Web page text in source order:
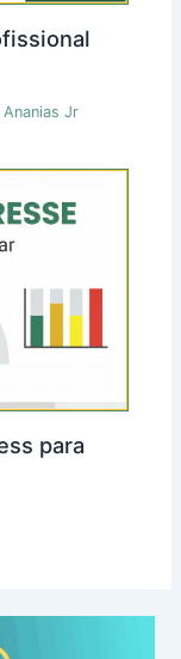
Ananias Jr
para